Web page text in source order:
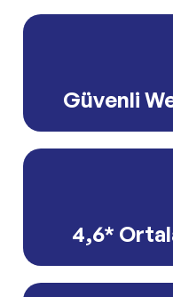
Güvenli
4,6*